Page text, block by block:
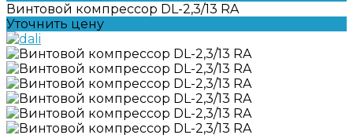
Винтовой компрессор DL-2,3/13 RA
Уточнить цену